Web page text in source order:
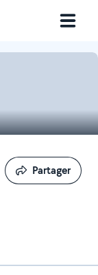
Partager
Partager